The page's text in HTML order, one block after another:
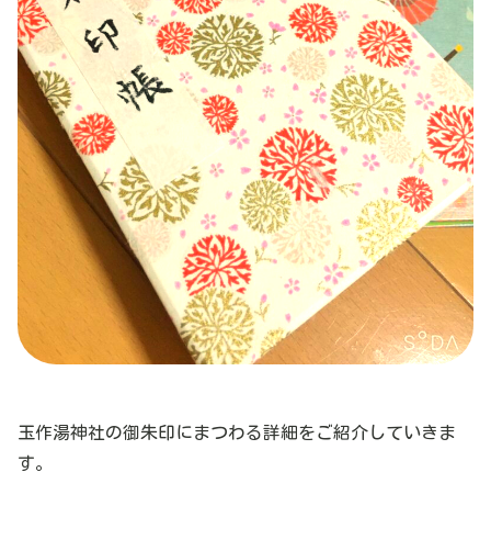
玉作湯神社の御朱印にまつわる詳細をご紹介していきま
す。